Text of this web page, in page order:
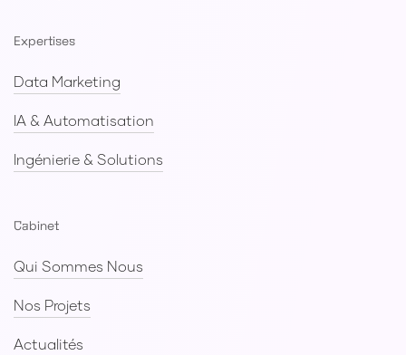
Expertises
Data Marketing
IA & Automatisation
Ingénierie & Solutions
Cabinet
Qui Sommes Nous
Nos Projets
Actualités